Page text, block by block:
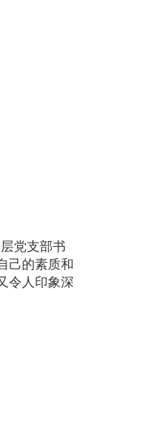
党支部书
己的素质和
令人印象深